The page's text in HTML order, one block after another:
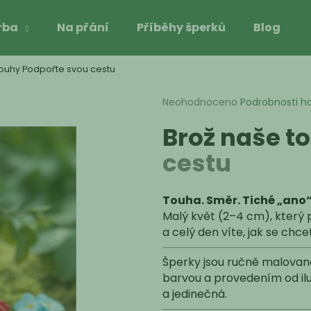
Na přání Příběhy šperků Blog
Podpořte svou cestu
Průměrné
produktu
je
z
hvězdiček.
Neohodnoceno Podrobnosti
Brož naše
cestu
Touha. Směr. Tiché
Malý květ (2–4 cm), který
a celý den víte, jak se
Šperky jsou ručně
barvou a provedením od
a jedinečná.
Co potřebujete najít?
HLEDAT